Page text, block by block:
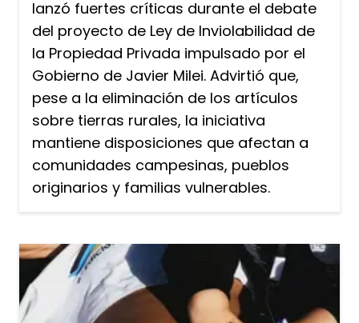
lanzó fuertes críticas durante el debate
del proyecto de Ley de Inviolabilidad de
la Propiedad Privada impulsado por el
Gobierno de Javier Milei. Advirtió que,
pese a la eliminación de los artículos
sobre tierras rurales, la iniciativa
mantiene disposiciones que afectan a
comunidades campesinas, pueblos
originarios y familias vulnerables.